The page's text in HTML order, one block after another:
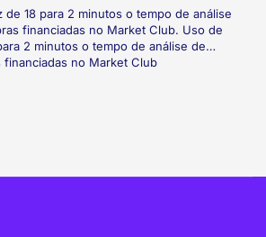
18 para 2 minutos o tempo de análise
financiadas no Market Club. Uso de
2 minutos o tempo de análise de
no Market Club